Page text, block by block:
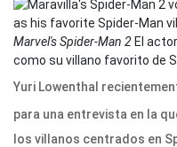
Marvel's Spider-Man 2 El
como su villano favorito de
Yuri Lowenthal
para una entrevista en la
los villanos centrados en